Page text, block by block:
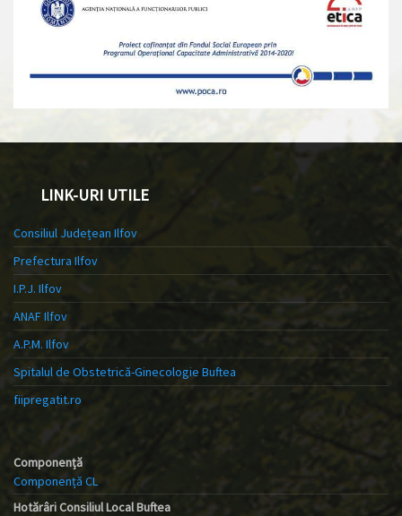
LINK-URI UTILE
Consiliul Județean Ilfov
Prefectura Ilfov
I.P.J. Ilfov
ANAF Ilfov
A.P.M. Ilfov
Spitalul de Obstetrică-Ginecologie Buftea
fiipregatit.ro
Componență
Componență CL
Hotărâri Consiliul Local Buftea